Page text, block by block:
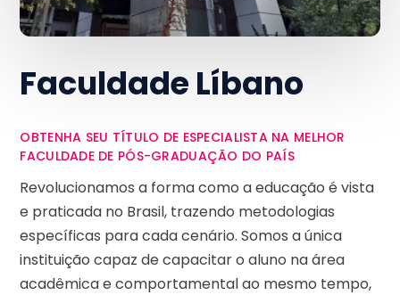
Faculdade Líbano
OBTENHA SEU TÍTULO DE ESPECIALISTA NA MELHOR
FACULDADE DE PÓS-GRADUAÇÃO DO PAÍS
Revolucionamos a forma como a educação é vista
e praticada no Brasil, trazendo metodologias
específicas para cada cenário. Somos a única
instituição capaz de capacitar o aluno na área
acadêmica e comportamental ao mesmo tempo,